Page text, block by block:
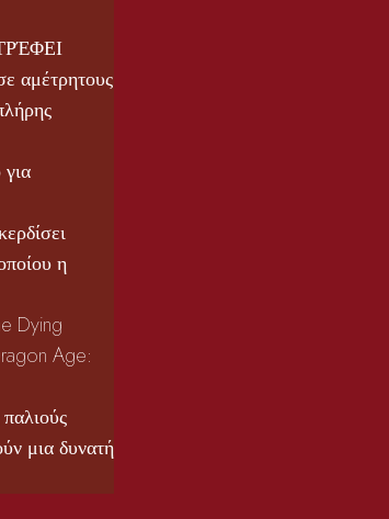
αμέτρητους
η
Dying
Age:
μια δυνατή